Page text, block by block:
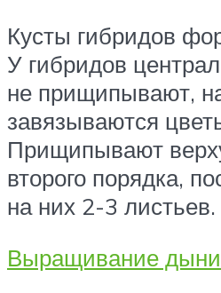
Кусты гибридов
У гибридов
не прищипывают,
завязываются
Прищипывают
второго порядка,
на них 2-3 листьев.
Выращивание